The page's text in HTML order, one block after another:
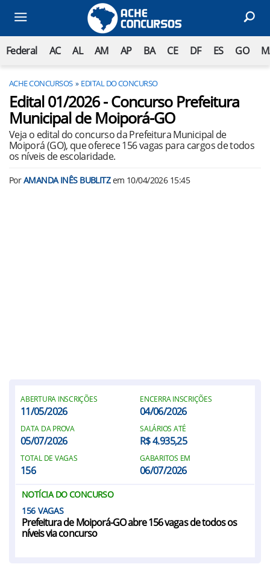
Federal AC AL AM AP BA CE DF ES GO
ACHE CONCURSOS EDITAL DO CONCURSO
Edital 01/2026 - Concurso Prefeitura
Municipal de Moiporá-GO
Veja o edital do concurso da Prefeitura Municipal de
Moiporá (GO), que oferece 156 vagas para cargos de todos
os níveis de escolaridade.
PorAMANDA INÊS BUBLITZem 10/04/2026 15:45
ABERTURA INSCRIÇÕES
11/05/2026
ENCERRA INSCRIÇÕES
04/06/2026
DATA DA PROVA
05/07/2026
SALÁRIOS ATÉ
R$ 4.935,25
TOTAL DE VAGAS
156
GABARITOS EM
06/07/2026
NOTÍCIA DO CONCURSO
156
Prefeitura de Moiporá-GO abre 156 vagas de todos os
níveis via concurso